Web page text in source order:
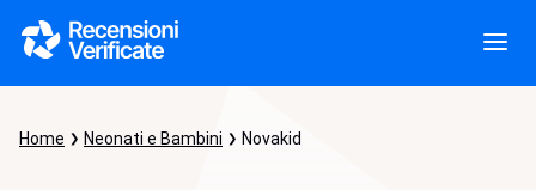
Home Neonati e Bambini Novakid